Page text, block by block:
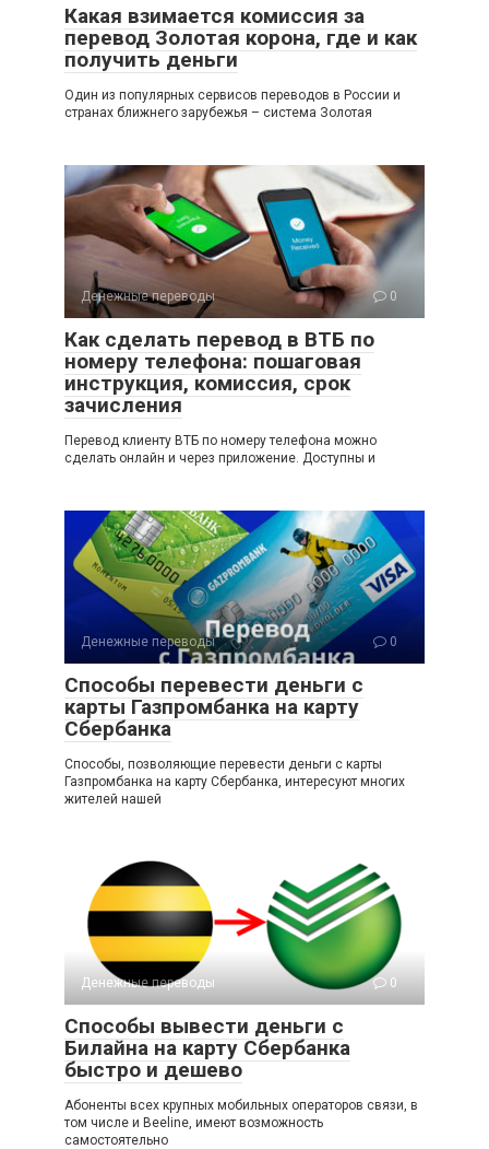
Какая взимается комиссия за
перевод Золотая корона, где и как
получить деньги
Один из популярных сервисов переводов в России и
странах ближнего зарубежья – система Золотая
Денежные переводы 0
Как сделать перевод в ВТБ по
номеру телефона: пошаговая
инструкция, комиссия, срок
зачисления
Перевод клиенту ВТБ по номеру телефона можно
сделать онлайн и через приложение. Доступны и
Денежные переводы 0
Способы перевести деньги с
карты Газпромбанка на карту
Сбербанка
Способы, позволяющие перевести деньги с карты
Газпромбанка на карту Сбербанка, интересуют многих
жителей нашей
Денежные переводы 0
Способы вывести деньги с
Билайна на карту Сбербанка
быстро и дешево
Абоненты всех крупных мобильных операторов связи, в
том числе и Beeline, имеют возможность
самостоятельно